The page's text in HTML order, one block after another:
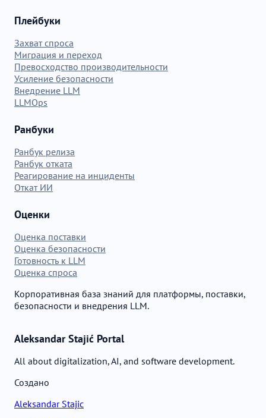
Плейбуки
Захват спроса
Миграция и переход
Превосходство производительности
Усиление безопасности
Внедрение LLM
LLMOps
Ранбуки
Ранбук релиза
Ранбук отката
Реагирование на инциденты
Откат ИИ
Оценки
Оценка поставки
Оценка безопасности
Готовность к LLM
Оценка спроса
Корпоративная база знаний для платформы, поставки,
безопасности и внедрения LLM.
Aleksandar Stajić Portal
All about digitalization, AI, and software development.
Создано
Aleksandar Stajic